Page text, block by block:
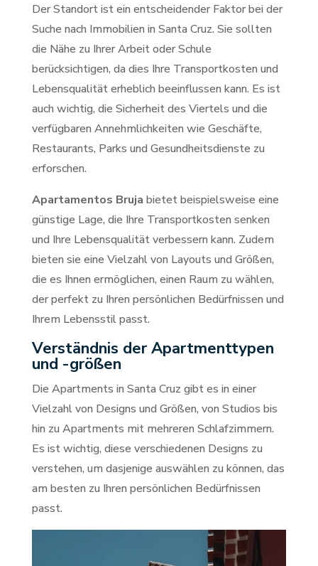
Der Standort ist ein entscheidender Faktor bei der
Suche nach Immobilien in Santa Cruz. Sie sollten
die Nähe zu Ihrer Arbeit oder Schule
berücksichtigen, da dies Ihre Transportkosten und
Lebensqualität erheblich beeinflussen kann. Es ist
auch wichtig, die Sicherheit des Viertels und die
verfügbaren Annehmlichkeiten wie Geschäfte,
Restaurants, Parks und Gesundheitsdienste zu
erforschen.
Apartamentos Bruja bietet beispielsweise eine
günstige Lage, die Ihre Transportkosten senken
und Ihre Lebensqualität verbessern kann. Zudem
bieten sie eine Vielzahl von Layouts und Größen,
die es Ihnen ermöglichen, einen Raum zu wählen,
der perfekt zu Ihren persönlichen Bedürfnissen und
Ihrem Lebensstil passt.
Verständnis der Apartmenttypen
und -größen
Die Apartments in Santa Cruz gibt es in einer
Vielzahl von Designs und Größen, von Studios bis
hin zu Apartments mit mehreren Schlafzimmern.
Es ist wichtig, diese verschiedenen Designs zu
verstehen, um dasjenige auswählen zu können, das
am besten zu Ihren persönlichen Bedürfnissen
passt.